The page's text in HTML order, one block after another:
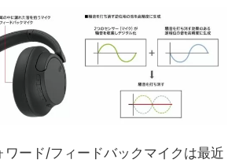
ワード/フィードバックマイクは最近